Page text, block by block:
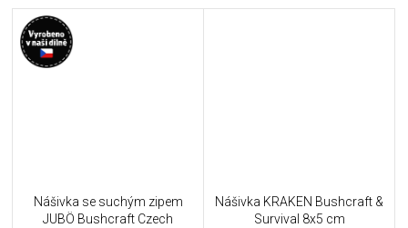
Nášivka se suchým zipem
JUBÖ Bushcraft Czech
Nášivka KRAKEN Bushcraft &
Survival 8x5 cm